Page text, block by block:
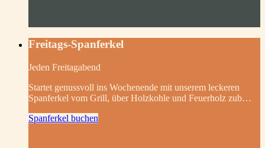
Freitags-Spanferkel
Jeden Freitagabend
Startet genussvoll ins Wochenende mit unserem leckeren
Spanferkel vom Grill, über Holzkohle und Feuerholz zub…
Spanferkel buchen